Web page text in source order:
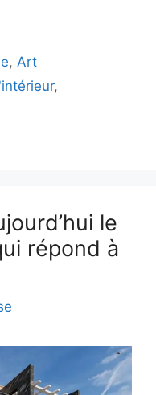
,Art
,
le
répond à